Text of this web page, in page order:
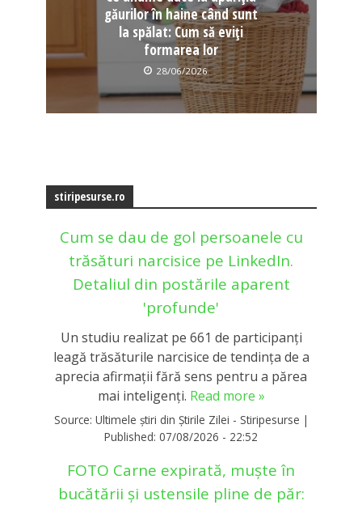
găurilor în haine când sunt
la spălat: Cum să eviți
formarea lor
28/06/2026
stiripesurse.ro
Cum se dau de gol persoanele cu
trăsături narcisice pe LinkedIn.
Detaliul din postările aparent
'profunde'
Un studiu realizat pe 661 de participanți
leagă trăsăturile narcisice de tendința de a
aprecia afirmații fără sens pentru a părea
mai inteligenți. Read more »
Source: Ultimele știri din Știrile Zilei - Stiripesurse |
Published: 07/08/2026 - 22:52
FOTO Carne expirată, muște în
bucătării și ustensile pline de păr: